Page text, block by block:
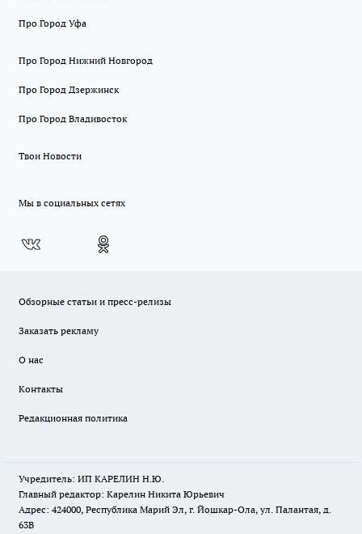
Про Город Уфа
Про Город Нижний Новгород
Про Город Дзержинск
Про Город Владивосток
Твои Новости
Мы в социальных сетях
Обзорные статьи и пресс-релизы
Заказать рекламу
О нас
Контакты
Редакционная политика
Учредитель: ИП КАРЕЛИН Н.Ю.
Главный редактор: Карелин Никита Юрьевич
Адрес: 424000, Республика Марий Эл, г. Йошкар-Ола, ул. Палантая, д.
63В